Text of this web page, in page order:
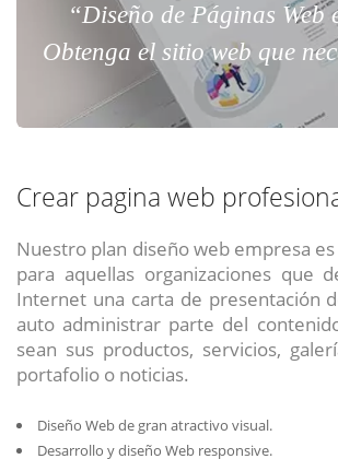
“Diseño de Páginas Web
Obtenga el sitio web que
Crear pagina web
Nuestro plan diseño web empresa
para aquellas organizaciones que
Internet una carta de presentación
auto administrar parte del
sean sus productos, servicios,
portafolio o noticias.
Diseño Web de gran atractivo visual.
Desarrollo y diseño Web responsive.